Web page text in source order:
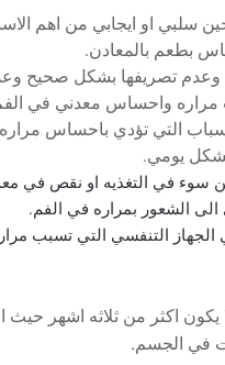
سلبي او ايجابي من اهم
بطعم بالمعادن.
تصريفها بشكل صحيح
واحساس معدني في
التي تؤدي باحساس
يومي.
سوء في التغذيه او نقص في
الجهاز التنفسي التي تسبب
يكون اكثر من ثلاثه اشهر
في الجسم.